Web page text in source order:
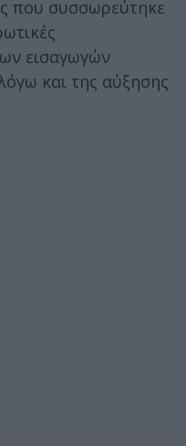
που συσσωρεύτηκε
εισαγωγών
και της αύξησης